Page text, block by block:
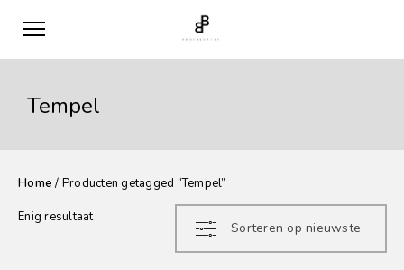
Tempel
Home / Producten getagged “Tempel”
Enig resultaat
Sorteren op nieuwste